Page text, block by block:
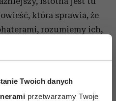
Twoich danych
przetwarzamy Twoje
która sprawia, że
rozumiemy ich,
Naszą ciekawość
i widzów w wielu